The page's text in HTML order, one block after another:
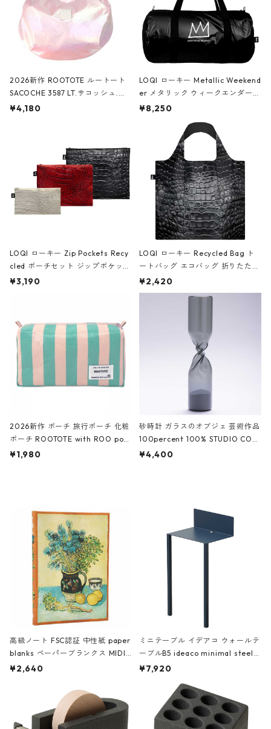
2026新作 ROOTOTE ルートート
SACOCHE 3587 LT.サコッシュ.ル
ミエ-B ショルダーバッグ グロスピ
¥4,180
LOQI ローキー Metallic Weekend
er メタリック ウィークエンダー
ボストンバッグ ショルダーバッグ
Black ジャン=ミッシェル・バスキ
ア/クラウン ブラック
¥8,250
LOQI ローキー Zip Pockets Recy
cled ポーチセット ジップポケット
ファスナーポーチ 撥水加工 トラベ
ーガンディー、オフホワイト
¥3,190
LOQI ローキー Recycled Bag ト
ートバッグ エコバッグ 折りたたみ
大きめ 撥水加工 収納ポーチ CRO
CODILE/Black クロコダイル/ブラ
¥2,420
2026新作 ポーチ 旅行ポーチ 化粧
ポーチ ROOTOTE with ROO pou
ch 3532 ルートート WR.ポーチ.ラ
¥1,980
砂時計 ガラスのオブジェ 芸術作品
100percent 100% STUDIO COH
AKU Timeless 100パーセント ス
¥4,400
高級ノート FSC認証 中性紙 paper
blanks ペーパーブランクス MIDI
ハードカバー 罫線 ヴァン・ゴッホ
¥2,640
ミニテーブル イデアコ ウォールテ
ーブルB5 ideaco minimal steel f
urniture WALL Table B5 ネイビー
¥7,920